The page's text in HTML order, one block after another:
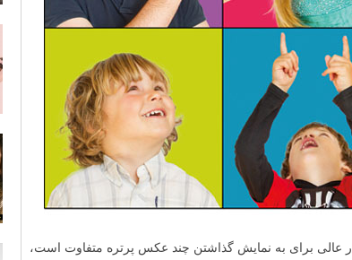
عالی برای به نمایش گذاشتن چند عکس پرتره متفاوت است،